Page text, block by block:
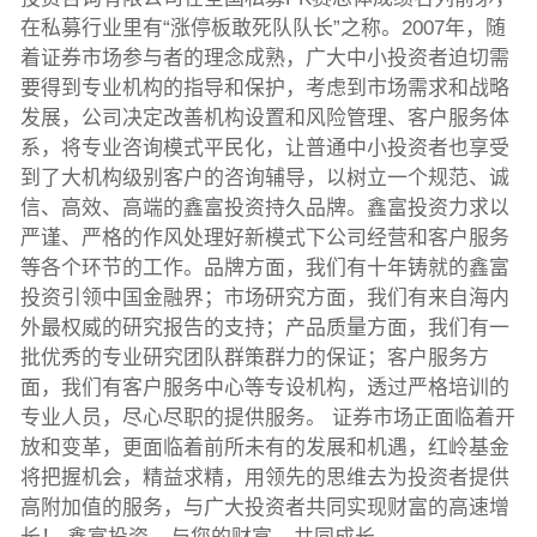
在私募行业里有“涨停板敢死队队长”之称。2007年，随
着证券市场参与者的理念成熟，广大中小投资者迫切需
要得到专业机构的指导和保护，考虑到市场需求和战略
发展，公司决定改善机构设置和风险管理、客户服务体
系，将专业咨询模式平民化，让普通中小投资者也享受
到了大机构级别客户的咨询辅导，以树立一个规范、诚
信、高效、高端的鑫富投资持久品牌。鑫富投资力求以
严谨、严格的作风处理好新模式下公司经营和客户服务
等各个环节的工作。品牌方面，我们有十年铸就的鑫富
投资引领中国金融界；市场研究方面，我们有来自海内
外最权威的研究报告的支持；产品质量方面，我们有一
批优秀的专业研究团队群策群力的保证；客户服务方
面，我们有客户服务中心等专设机构，透过严格培训的
专业人员，尽心尽职的提供服务。 证券市场正面临着开
放和变革，更面临着前所未有的发展和机遇，红岭基金
将把握机会，精益求精，用领先的思维去为投资者提供
高附加值的服务，与广大投资者共同实现财富的高速增